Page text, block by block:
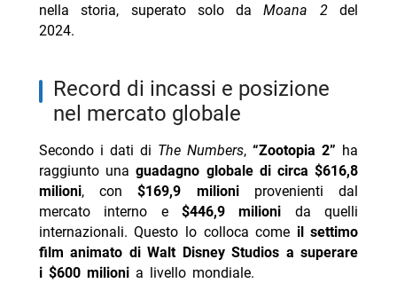
nella storia, superato solo daMoana 2del
2024.
record di incassi e posizione
nel mercato globale
Secondo i dati di The Numbers,“Zootopia 2” ha
raggiunto unaguadagno globale di circa$616,8
milioni, con$169,9 milioniprovenienti dal
mercato interno e $446,9 milioni da quelli
internazionali. Questo lo colloca come il settimo
film animato di Walt Disney Studios a superare
i $600 milionia livello mondiale.